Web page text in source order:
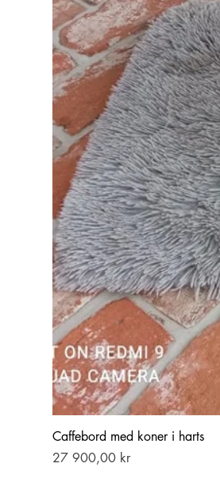
Caffebord med koner i harts
Pris
27 900,00 kr